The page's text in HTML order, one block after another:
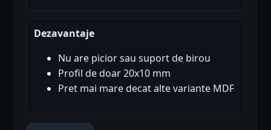
Dezavantaje
Nu are picior sau suport de birou
Profil de doar 20x10 mm
Pret mai mare decat alte variante MDF